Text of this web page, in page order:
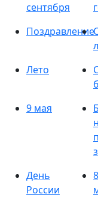
сентября
Поздравление
Лето
9 мая
День
России
8